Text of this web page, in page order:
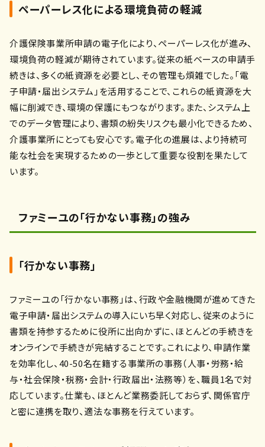
ペーパーレス化による環境負荷の軽減
介護保険事業所申請の電子化により、ペーパーレス化が進み、
環境負荷の軽減が期待されています。従来の紙ベースの申請手
続きは、多くの紙資源を必要とし、その管理も煩雑でした。「電
子申請・届出システム」を活用することで、これらの紙資源を大
幅に削減でき、環境の保護にもつながります。また、システム上
でのデータ管理により、書類の紛失リスクも最小化できるため、
介護事業所にとっても安心です。電子化の進展は、より持続可
能な社会を実現するための一歩として重要な役割を果たして
います。
ファミーユの「行かない事務」の強み
「行かない事務」
ファミーユの「行かない事務」は、行政や金融機関が進めてきた
電子申請・届出システムの導入にいち早く対応し、従来のように
書類を持参するために役所に出向かずに、ほとんどの手続きを
オンラインで手続きが完結することです。これにより、申請作業
を効率化し、40-50名在籍する事業所の事務（人事・労務・給
与・社会保険・税務・会計・行政届出・法務等）を、職員1名で対
応しています。仕業も、ほとんど業務委託しておらず、関係官庁
と密に連携を取り、適法な事務を行えています。